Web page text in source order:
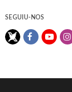
SEGUIU-NOS